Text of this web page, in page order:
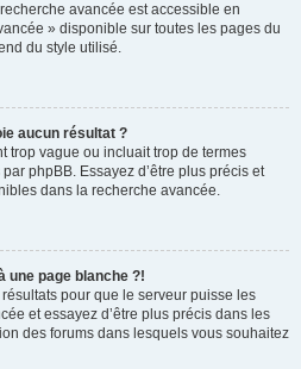
avancée est accessible en
» disponible sur toutes les pages du
du style utilisé.
aucun résultat ?
trop vague ou incluait trop de termes
phpBB. Essayez d’être plus précis et
dans la recherche avancée.
une page blanche ?!
pour que le serveur puisse les
et essayez d’être plus précis dans les
des forums dans lesquels vous souhaitez